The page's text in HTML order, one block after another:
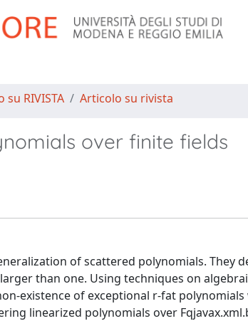
RIVISTA Articolo su rivista
over finite fields
of scattered polynomials. They
than one. Using techniques on
existence of exceptional r-fat
linearized polynomials over